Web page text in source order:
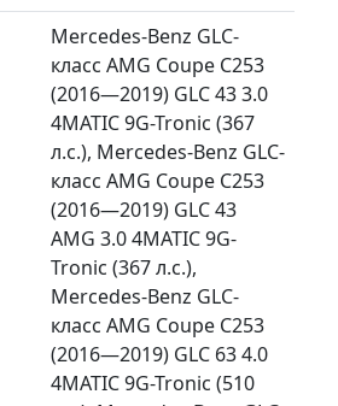
Mercedes-Benz GLC-
класс AMG Coupe C253
(2016—2019) GLC 43 3.0
4MATIC 9G-Tronic (367
л.с.), Mercedes-Benz GLC-
класс AMG Coupe C253
(2016—2019) GLC 43
AMG 3.0 4MATIC 9G-
Tronic (367 л.с.),
Mercedes-Benz GLC-
класс AMG Coupe C253
(2016—2019) GLC 63 4.0
4MATIC 9G-Tronic (510